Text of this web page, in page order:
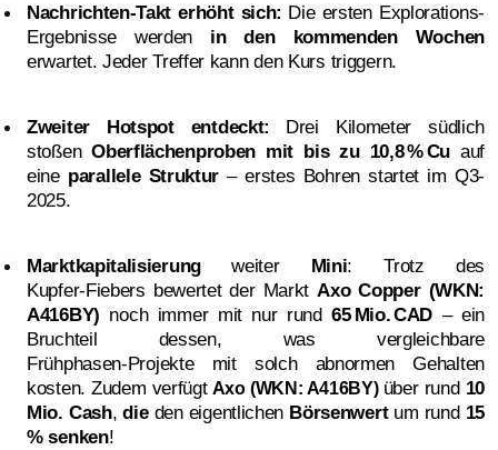
Nachrichten-Takt erhöht sich: Die ersten Explorations-
Ergebnisse werden in den kommenden Wochen
erwartet. Jeder Treffer kann den Kurs triggern.
Zweiter Hotspot entdeckt:
Drei Kilometer südlich
stoßenOberflächenproben mit bis zu 10,8 % Cuauf
eine parallele Struktur – erstes Bohren startet im Q3-
2025.
Marktkapitalisierung weiter Mini: Trotz des
Kupfer‑Fiebers bewertet der MarktAxo Copper (WKN:
A416BY) noch immer mit nur rund65 Mio. CAD – ein
Bruchteil dessen, was vergleichbare
Frühphasen‑Projekte mit solch abnormen Gehalten
kosten. Zudem verfügt Axo (WKN: A416BY) über rund 10
Mio. Cash,dieden eigentlichen Börsenwertum rund 15
% senken!